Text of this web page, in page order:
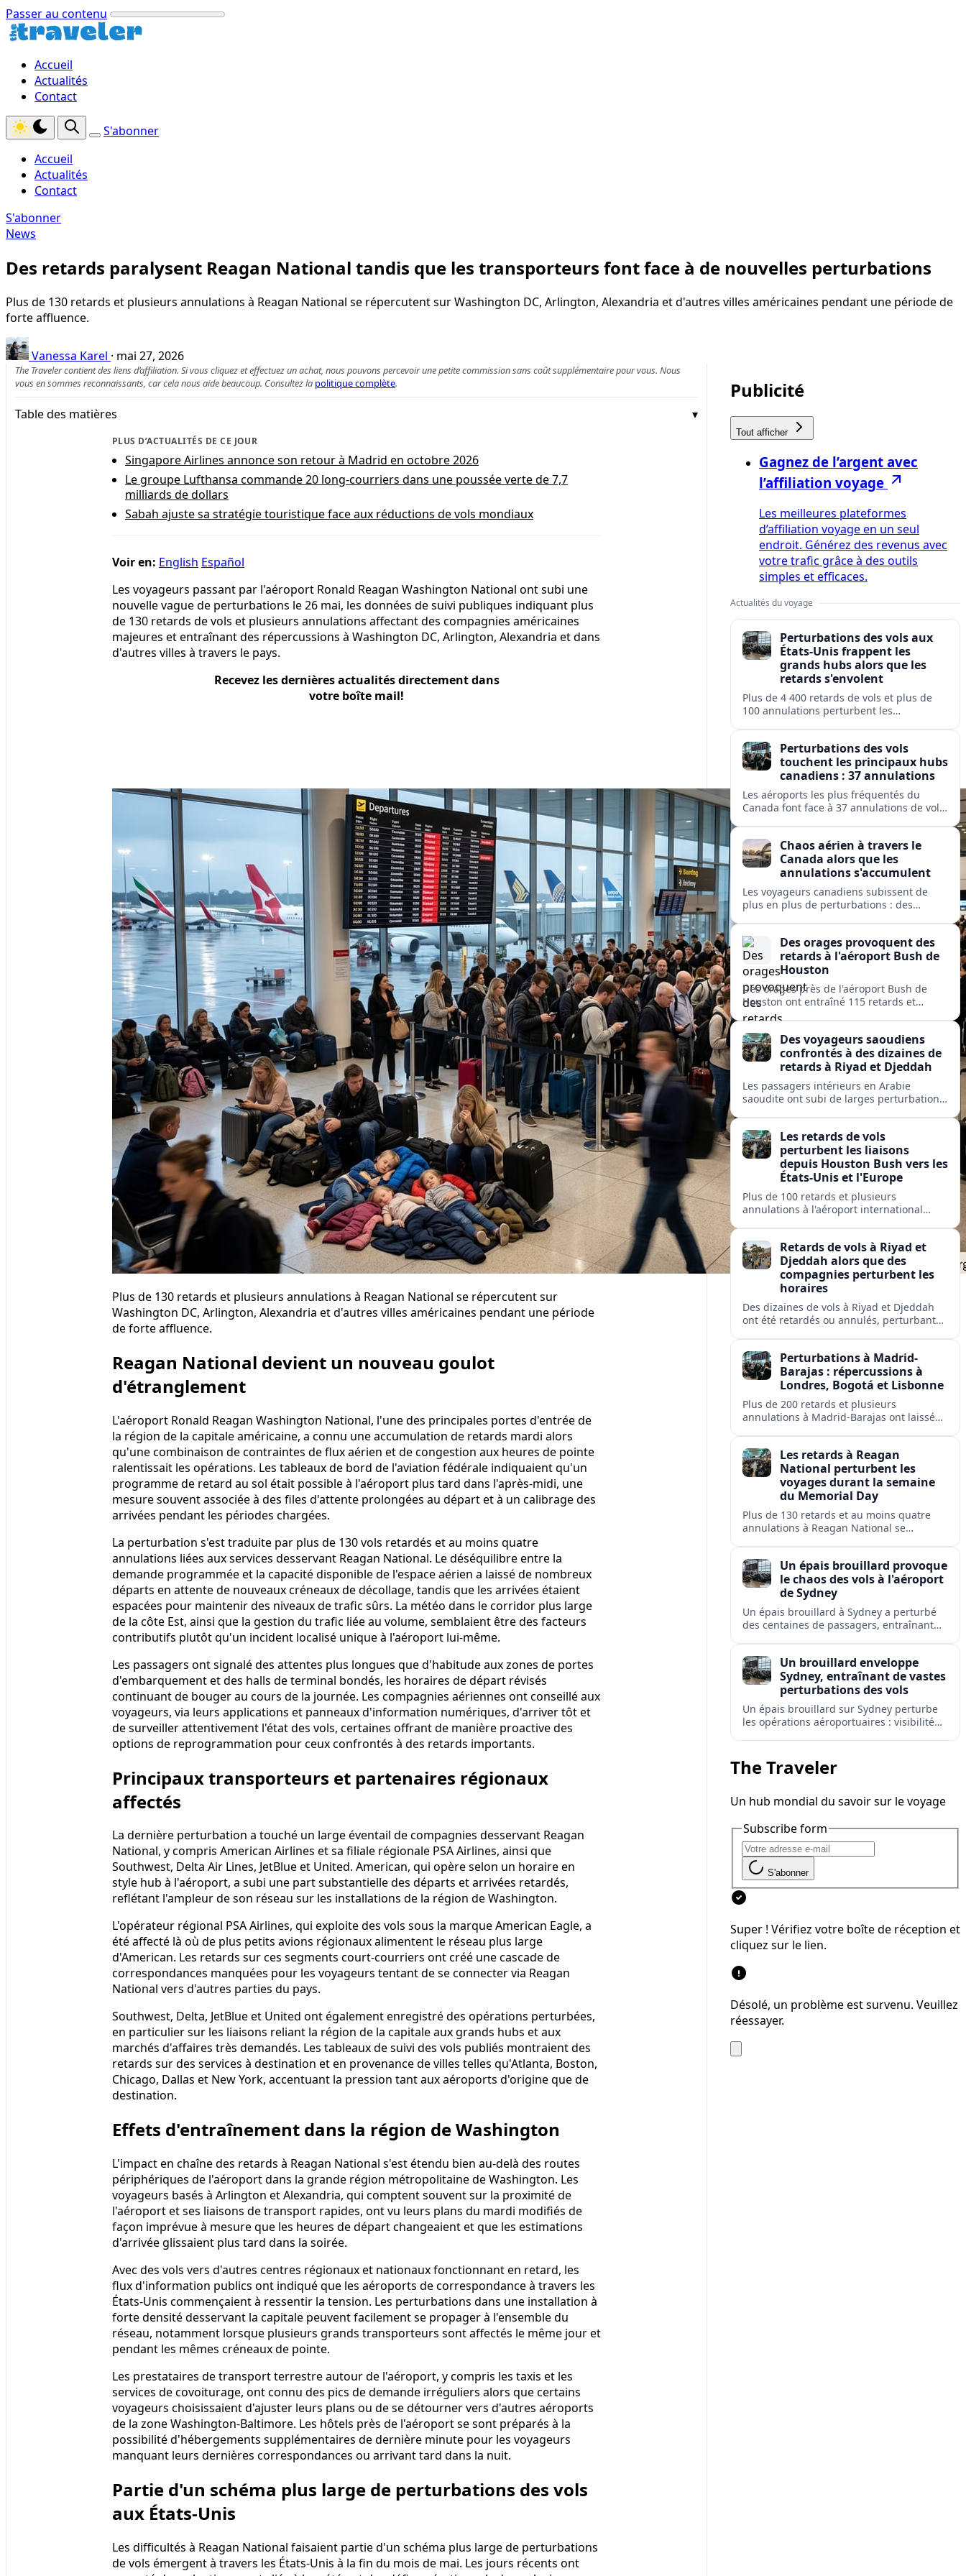
Passer au contenu
Accueil
Actualités
Contact
S'abonner
Accueil
Actualités
Contact
S'abonner
News
Des retards paralysent Reagan National tandis que les transporteurs font face à de nouvelles perturbations
Plus de 130 retards et plusieurs annulations à Reagan National se répercutent sur Washington DC, Arlington, Alexandria et d'autres villes américaines pendant une période de
forte affluence.
Vanessa Karel · mai 27, 2026
The Traveler contient des liens d’affiliation. Si vous cliquez et effectuez un achat, nous pouvons percevoir une petite commission sans coût supplémentaire pour vous. Nous
vous en sommes reconnaissants, car cela nous aide beaucoup. Consultez la politique complète.
Table des matières
PLUS D’ACTUALITÉS DE CE JOUR
Singapore Airlines annonce son retour à Madrid en octobre 2026
Le groupe Lufthansa commande 20 long‑courriers dans une poussée verte de 7,7
milliards de dollars
Sabah ajuste sa stratégie touristique face aux réductions de vols mondiaux
Voir en: English Español
Les voyageurs passant par l'aéroport Ronald Reagan Washington National ont subi une
nouvelle vague de perturbations le 26 mai, les données de suivi publiques indiquant plus
de 130 retards de vols et plusieurs annulations affectant des compagnies américaines
majeures et entraînant des répercussions à Washington DC, Arlington, Alexandria et dans
d'autres villes à travers le pays.
Recevez les dernières actualités directement dans
votre boîte mail!
Plus de 130 retards et plusieurs annulations à Reagan National se répercutent sur
Washington DC, Arlington, Alexandria et d'autres villes américaines pendant une période
de forte affluence.
Reagan National devient un nouveau goulot
d'étranglement
L'aéroport Ronald Reagan Washington National, l'une des principales portes d'entrée de
la région de la capitale américaine, a connu une accumulation de retards mardi alors
qu'une combinaison de contraintes de flux aérien et de congestion aux heures de pointe
ralentissait les opérations. Les tableaux de bord de l'aviation fédérale indiquaient qu'un
programme de retard au sol était possible à l'aéroport plus tard dans l'après-midi, une
mesure souvent associée à des files d'attente prolongées au départ et à un calibrage des
arrivées pendant les périodes chargées.
La perturbation s'est traduite par plus de 130 vols retardés et au moins quatre
annulations liées aux services desservant Reagan National. Le déséquilibre entre la
demande programmée et la capacité disponible de l'espace aérien a laissé de nombreux
départs en attente de nouveaux créneaux de décollage, tandis que les arrivées étaient
espacées pour maintenir des niveaux de trafic sûrs. La météo dans le corridor plus large
de la côte Est, ainsi que la gestion du trafic liée au volume, semblaient être des facteurs
contributifs plutôt qu'un incident localisé unique à l'aéroport lui‑même.
Les passagers ont signalé des attentes plus longues que d'habitude aux zones de portes
d'embarquement et des halls de terminal bondés, les horaires de départ révisés
continuant de bouger au cours de la journée. Les compagnies aériennes ont conseillé aux
voyageurs, via leurs applications et panneaux d'information numériques, d'arriver tôt et
de surveiller attentivement l'état des vols, certaines offrant de manière proactive des
options de reprogrammation pour ceux confrontés à des retards importants.
Principaux transporteurs et partenaires régionaux
affectés
La dernière perturbation a touché un large éventail de compagnies desservant Reagan
National, y compris American Airlines et sa filiale régionale PSA Airlines, ainsi que
Southwest, Delta Air Lines, JetBlue et United. American, qui opère selon un horaire en
style hub à l'aéroport, a subi une part substantielle des départs et arrivées retardés,
reflétant l'ampleur de son réseau sur les installations de la région de Washington.
L'opérateur régional PSA Airlines, qui exploite des vols sous la marque American Eagle, a
été affecté là où de plus petits avions régionaux alimentent le réseau plus large
d'American. Les retards sur ces segments court‑courriers ont créé une cascade de
correspondances manquées pour les voyageurs tentant de se connecter via Reagan
National vers d'autres parties du pays.
Southwest, Delta, JetBlue et United ont également enregistré des opérations perturbées,
en particulier sur les liaisons reliant la région de la capitale aux grands hubs et aux
marchés d'affaires très demandés. Les tableaux de suivi des vols publiés montraient des
retards sur des services à destination et en provenance de villes telles qu'Atlanta, Boston,
Chicago, Dallas et New York, accentuant la pression tant aux aéroports d'origine que de
destination.
Effets d'entraînement dans la région de Washington
L'impact en chaîne des retards à Reagan National s'est étendu bien au-delà des routes
périphériques de l'aéroport dans la grande région métropolitaine de Washington. Les
voyageurs basés à Arlington et Alexandria, qui comptent souvent sur la proximité de
l'aéroport et ses liaisons de transport rapides, ont vu leurs plans du mardi modifiés de
façon imprévue à mesure que les heures de départ changeaient et que les estimations
d'arrivée glissaient plus tard dans la soirée.
Avec des vols vers d'autres centres régionaux et nationaux fonctionnant en retard, les
flux d'information publics ont indiqué que les aéroports de correspondance à travers les
États‑Unis commençaient à ressentir la tension. Les perturbations dans une installation à
forte densité desservant la capitale peuvent facilement se propager à l'ensemble du
réseau, notamment lorsque plusieurs grands transporteurs sont affectés le même jour et
pendant les mêmes créneaux de pointe.
Les prestataires de transport terrestre autour de l'aéroport, y compris les taxis et les
services de covoiturage, ont connu des pics de demande irréguliers alors que certains
voyageurs choisissaient d'ajuster leurs plans ou de se détourner vers d'autres aéroports
de la zone Washington‑Baltimore. Les hôtels près de l'aéroport se sont préparés à la
possibilité d'hébergements supplémentaires de dernière minute pour les voyageurs
manquant leurs dernières correspondances ou arrivant tard dans la nuit.
Partie d'un schéma plus large de perturbations des vols
aux États‑Unis
Les difficultés à Reagan National faisaient partie d'un schéma plus large de perturbations
de vols émergent à travers les États‑Unis à la fin du mois de mai. Les jours récents ont
Publicité
Tout afficher
Gagnez de l’argent avec
l’affiliation voyage
Les meilleures plateformes
d’affiliation voyage en un seul
endroit. Générez des revenus avec
votre trafic grâce à des outils
simples et efficaces.
Actualités du voyage
Perturbations des vols aux
États-Unis frappent les
grands hubs alors que les
retards s'envolent
Plus de 4 400 retards de vols et plus de
100 annulations perturbent les
opérations des grandes compagnies
nationales et régionales.
Perturbations des vols
touchent les principaux hubs
canadiens : 37 annulations
Les aéroports les plus fréquentés du
Canada font face à 37 annulations de vols
par Air Canada, Jazz, Inuit et Pacific
Coastal.
Chaos aérien à travers le
Canada alors que les
annulations s'accumulent
Les voyageurs canadiens subissent de
plus en plus de perturbations : des
et les aéroports isolés, de Toronto à
Kuujjuaq.
Des orages provoquent des
retards à l'aéroport Bush de
Houston
Des orages près de l'aéroport Bush de
Houston ont entraîné 115 retards et
quelques annulations, affectant United,
des hubs majeurs aux États-Unis et en
Europe.
Des voyageurs saoudiens
confrontés à des dizaines de
retards à Riyad et Djeddah
Les passagers intérieurs en Arabie
saoudite ont subi de larges perturbations
Djeddah.Les retards de vols
perturbent les liaisons
depuis Houston Bush vers les
États-Unis et l'Europe
Plus de 100 retards et plusieurs
annulations à l'aéroport international
sur des liaisons clés nationales et
transatlantiques.
Retards de vols à Riyad et
Djeddah alors que des
compagnies perturbent les
horaires
Des dizaines de vols à Riyad et Djeddah
ont été retardés ou annulés, perturbant
Perturbations à Madrid-
Barajas : répercussions à
Londres, Bogotá et Lisbonne
Plus de 200 retards et plusieurs
annulations à Madrid-Barajas ont laissé
Avianca et Air Europa.
Les retards à Reagan
National perturbent les
voyages durant la semaine
du Memorial Day
Plus de 130 retards et au moins quatre
annulations à Reagan National se
Un épais brouillard provoque
le chaos des vols à l'aéroport
de Sydney
Un épais brouillard à Sydney a perturbé
des centaines de passagers, entraînant
Un brouillard enveloppe
Sydney, entraînant de vastes
perturbations des vols
Un épais brouillard sur Sydney perturbe
les opérations aéroportuaires : visibilité
réseaux de vols domestiques et
internationaux.
The Traveler
Un hub mondial du savoir sur le voyage
Subscribe form
S'abonner
Super ! Vérifiez votre boîte de réception et
cliquez sur le lien.
Désolé, un problème est survenu. Veuillez
réessayer.